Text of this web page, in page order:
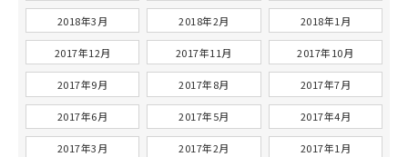
2018年3月 2018年2月 2018年1月
2017年12月 2017年11月 2017年10月
2017年9月 2017年8月 2017年7月
2017年6月 2017年5月 2017年4月
2017年3月 2017年2月 2017年1月